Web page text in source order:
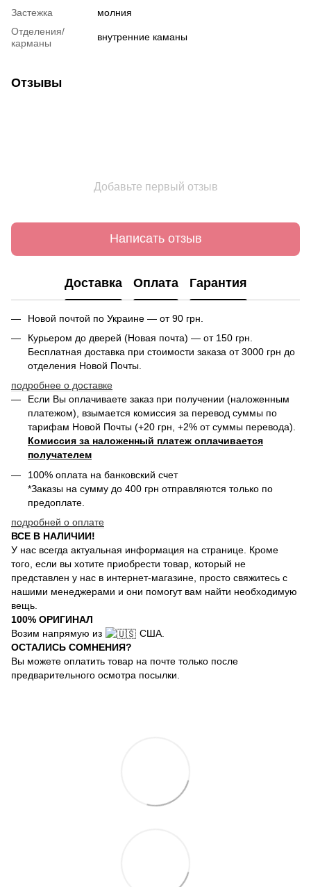
Застежка
молния
Отделения/
карманы
внутренние каманы
Отзывы
Добавьте первый отзыв
Написать отзыв
Доставка Оплата Гарантия
Новой почтой по Украине — от 90 грн.
Курьером до дверей (Новая почта) — от 150 грн.
Бесплатная доставка при стоимости заказа от 3000 грн до
отделения Новой Почты.
подробнее о доставке
Если Вы оплачиваете заказ при получении (наложенным
платежом), взымается комиссия за перевод суммы по
тарифам Новой Почты (+20 грн, +2% от суммы перевода).
Комиссия за наложенный платеж оплачивается
получателем
100% оплата на банковский счет
*Заказы на сумму до 400 грн отправляются только по
предоплате.
подробней о оплате
ВСЕ В НАЛИЧИИ!
У нас всегда актуальная информация на странице. Кроме
того, если вы хотите приобрести товар, который не
представлен у нас в интернет-магазине, просто свяжитесь с
нашими менеджерами и они помогут вам найти необходимую
вещь.
100% ОРИГИНАЛ
Возим напрямую из
США.
ОСТАЛИСЬ СОМНЕНИЯ?
Вы можете оплатить товар на почте только после
предварительного осмотра посылки.